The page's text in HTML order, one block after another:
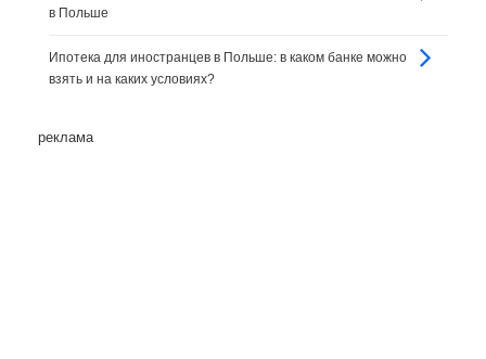
в Польше
Ипотека для иностранцев в Польше: в каком банке можно
взять и на каких условиях?
реклама